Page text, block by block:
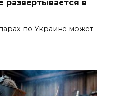
развертывается в
по Украине может